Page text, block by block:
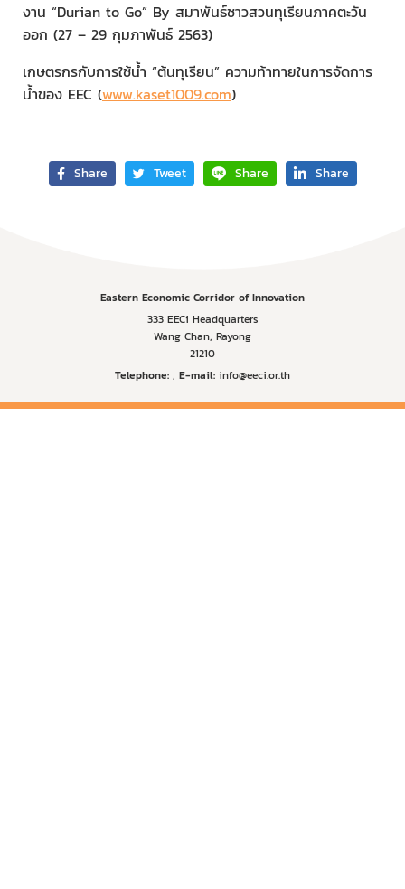
งาน “Durian to Go” By สมาพันธ์ชาวสวนทุเรียนภาคตะวัน
ออก (27 – 29 กุมภาพันธ์ 2563)
เกษตรกรกับการใช้น้ำ “ต้นทุเรียน” ความท้าทายในการจัดการ
น้ำของ EEC (www.kaset1009.com)
Share Tweet Share Share
Eastern Economic Corridor of Innovation
333 EECi Headquarters
Wang Chan, Rayong
21210
Telephone: , E-mail: info@eeci.or.th